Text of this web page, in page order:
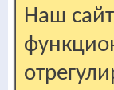
Наш